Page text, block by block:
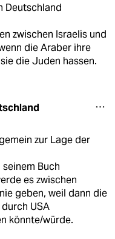
Deutschland
zwischen Israelis und
die Araber ihre
die Juden hassen.
zur Lage der
Buch
es zwischen
geben, weil dann die
USA
könnte/würde.